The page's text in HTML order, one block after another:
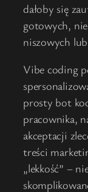
dałoby się
gotowych,
niszowych
Vibe coding
prosty bot
pracownika,
akceptacji
treści
„lekkość” –